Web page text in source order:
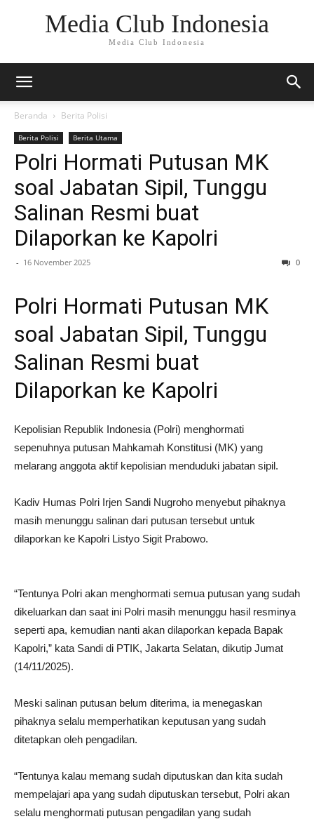
Media Club Indonesia
Media Club Indonesia
Beranda Berita Polisi
Berita Polisi Berita Utama
Polri Hormati Putusan MK
soal Jabatan Sipil, Tunggu
Salinan Resmi buat
Dilaporkan ke Kapolri
- 16 November 2025 0
Polri Hormati Putusan MK
soal Jabatan Sipil, Tunggu
Salinan Resmi buat
Dilaporkan ke Kapolri
Kepolisian Republik Indonesia (Polri) menghormati
sepenuhnya putusan Mahkamah Konstitusi (MK) yang
melarang anggota aktif kepolisian menduduki jabatan sipil.
Kadiv Humas Polri Irjen Sandi Nugroho menyebut pihaknya
masih menunggu salinan dari putusan tersebut untuk
dilaporkan ke Kapolri Listyo Sigit Prabowo.
“Tentunya Polri akan menghormati semua putusan yang sudah
dikeluarkan dan saat ini Polri masih menunggu hasil resminya
seperti apa, kemudian nanti akan dilaporkan kepada Bapak
Kapolri,” kata Sandi di PTIK, Jakarta Selatan, dikutip Jumat
(14/11/2025).
Meski salinan putusan belum diterima, ia menegaskan
pihaknya selalu memperhatikan keputusan yang sudah
ditetapkan oleh pengadilan.
“Tentunya kalau memang sudah diputuskan dan kita sudah
mempelajari apa yang sudah diputuskan tersebut, Polri akan
selalu menghormati putusan pengadilan yang sudah